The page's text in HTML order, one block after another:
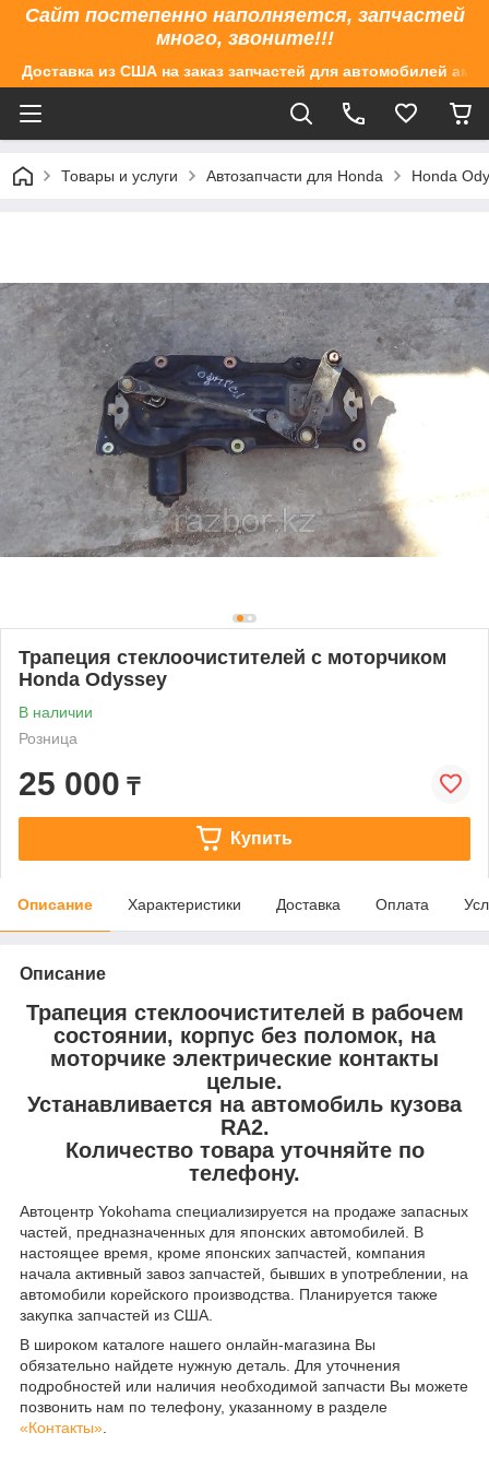
Сайт постепенно наполняется, запчастей
много, звоните!!!
Доставка из США на заказ запчастей для автомобилей
Товары и услуги Автозапчасти для Honda Honda
Трапеция стеклоочистителей с моторчиком
Honda Odyssey
В наличии
Розница
25 000 ₸
Купить
Описание Характеристики Доставка Оплата
Описание
Трапеция стеклоочистителей в рабочем
состоянии, корпус без поломок, на
моторчике электрические контакты
целые.
Устанавливается на автомобиль кузова
RA2.
Количество товара уточняйте по
телефону.
Автоцентр Yokohama специализируется на продаже запасных
частей, предназначенных для японских автомобилей. В
настоящее время, кроме японских запчастей, компания
начала активный завоз запчастей, бывших в употреблении, на
автомобили корейского производства. Планируется также
закупка запчастей из США.
В широком каталоге нашего онлайн-магазина Вы
обязательно найдете нужную деталь. Для уточнения
подробностей или наличия необходимой запчасти Вы можете
позвонить нам по телефону, указанному в разделе
«Контакты».